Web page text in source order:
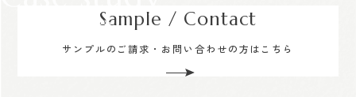
Sample / Contact
サンプルのご請求・お問い合わせの方はこちら